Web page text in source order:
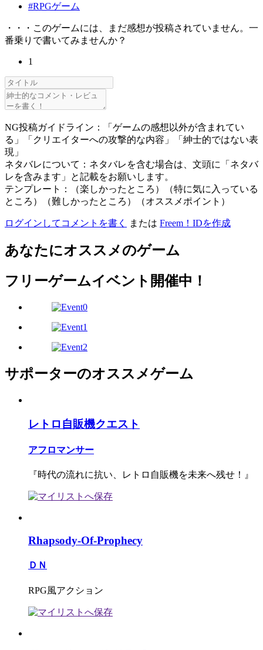
#RPGゲーム
・・・このゲームには、まだ感想が投稿されていません。一
番乗りで書いてみませんか？
1
NG投稿ガイドライン：「ゲームの感想以外が含まれてい
る」「クリエイターへの攻撃的な内容」「紳士的ではない表
現」
ネタバレについて：ネタバレを含む場合は、文頭に「ネタバ
レを含みます」と記載をお願いします。
テンプレート：（楽しかったところ）（特に気に入っている
ところ）（難しかったところ）（オススメポイント）
ログインしてコメントを書く または Freem！IDを作成
あなたにオススメのゲーム
フリーゲームイベント開催中！
サポーターのオススメゲーム
レトロ自販機クエスト
アフロマンサー
『時代の流れに抗い、レトロ自販機を未来へ残せ！』
Rhapsody-Of-Prophecy
ＤＮ
RPG風アクション